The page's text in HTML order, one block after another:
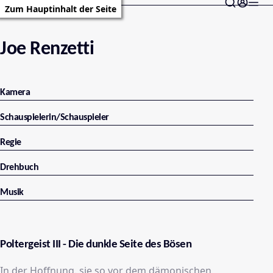
Zum Hauptinhalt der Seite
Joe Renzetti
Kamera
Schauspielerin/Schauspieler
Regie
Drehbuch
Musik
Poltergeist III - Die dunkle Seite des Bösen